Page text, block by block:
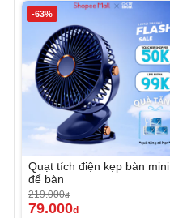
-63%
Quạt tích điện kẹp bàn mini
để bàn
219.000đ
79.000đ